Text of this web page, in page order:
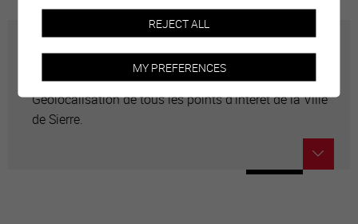
Carte interactive
Géolocalisation de tous les points d'intérêt de la Ville
de Sierre.
REJECT ALL
MY PREFERENCES